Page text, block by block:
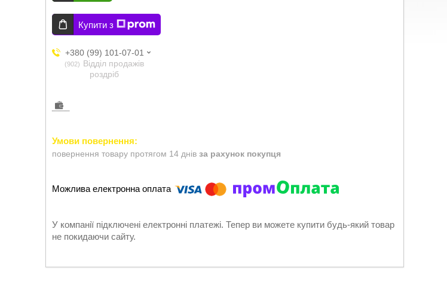
Купити з
+380 (99) 101-07-01
902
Відділ продажів
роздріб
повернення товару протягом 14 днів за рахунок покупця
У компанії підключені електронні платежі. Тепер ви можете купити будь-який товар
не покидаючи сайту.